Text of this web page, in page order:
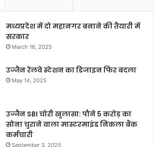
मध्यप्रदेश में दो महानगर बनाने की तैयारी में
सरकार
March 16, 2025
उज्जैन रेलवे स्टेशन का डिजाइन फिर बदला
May 14, 2025
उज्जैन SBI चोरी खुलासा: पौने 5 करोड़ का
सोना चुराने वाला मास्टरमाइंड निकला बैंक
कर्मचारी
September 3, 2025